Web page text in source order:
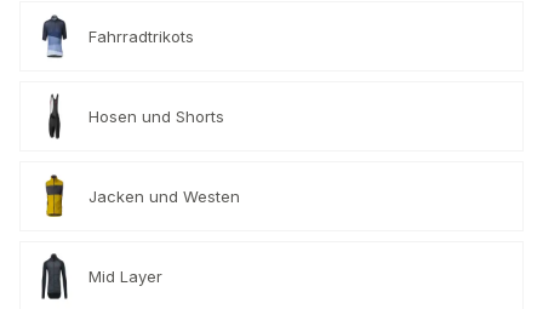
Fahrradtrikots
Hosen und Shorts
Jacken und Westen
Mid Layer